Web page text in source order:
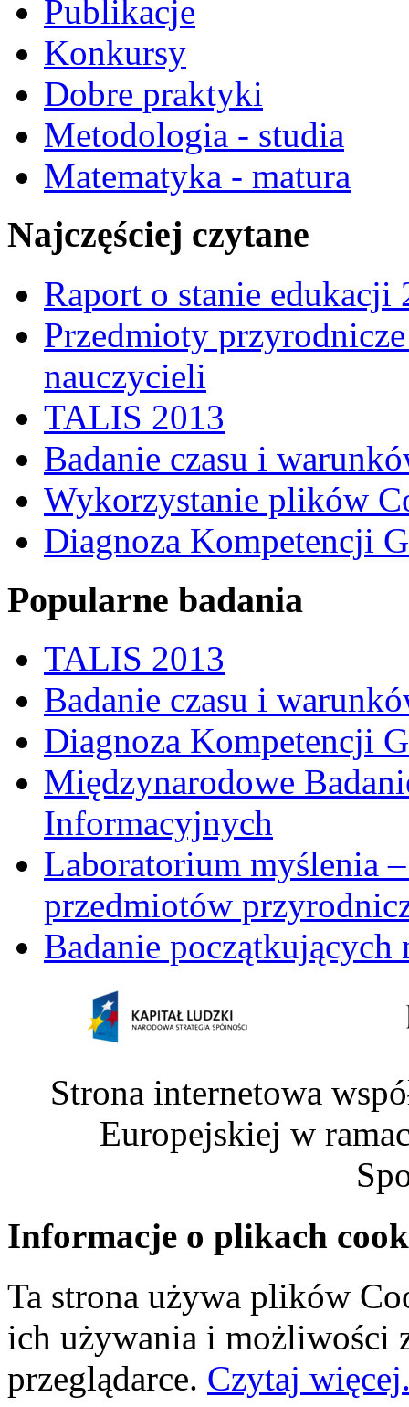
Publikacje
Konkursy
Dobre praktyki
Metodologia - studia
Matematyka - matura
Najczęściej czytane
Raport o stanie edukacji
Przedmioty
nauczycieli
TALIS 2013
Badanie czasu i
Wykorzystanie plików
Diagnoza Kompetencji
Popularne badania
TALIS 2013
Badanie czasu i
Diagnoza Kompetencji
Międzynarodowe
Informacyjnych
Laboratorium myślenia
przedmiotów
Badanie początkujących
Strona internetowa
Europejskiej w
Informacje o plikach
Ta strona używa plików
ich używania i możliwości
przeglądarce. Czytaj